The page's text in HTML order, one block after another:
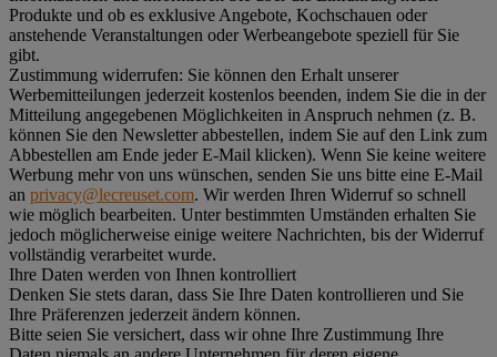
Produkte und ob es exklusive Angebote, Kochschauen oder
anstehende Veranstaltungen oder Werbeangebote speziell für Sie
gibt.
Zustimmung widerrufen: Sie können den Erhalt unserer
Werbemitteilungen jederzeit kostenlos beenden, indem Sie die in der
Mitteilung angegebenen Möglichkeiten in Anspruch nehmen (z. B.
können Sie den Newsletter abbestellen, indem Sie auf den Link zum
Abbestellen am Ende jeder E-Mail klicken). Wenn Sie keine weitere
Werbung mehr von uns wünschen, senden Sie uns bitte eine E-Mail
an privacy@lecreuset.com. Wir werden Ihren Widerruf so schnell
wie möglich bearbeiten. Unter bestimmten Umständen erhalten Sie
jedoch möglicherweise einige weitere Nachrichten, bis der Widerruf
vollständig verarbeitet wurde.
Ihre Daten werden von Ihnen kontrolliert
Denken Sie stets daran, dass Sie Ihre Daten kontrollieren und Sie
Ihre Präferenzen jederzeit ändern können.
Bitte seien Sie versichert, dass wir ohne Ihre Zustimmung Ihre